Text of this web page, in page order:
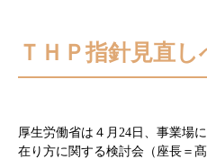
ＴＨＰ指針見直
厚生労働省は４月24日、事業場
在り方に関する検討会（座長＝